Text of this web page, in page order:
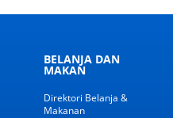
BELANJA DAN
MAKAN
Direktori Belanja &
Makanan